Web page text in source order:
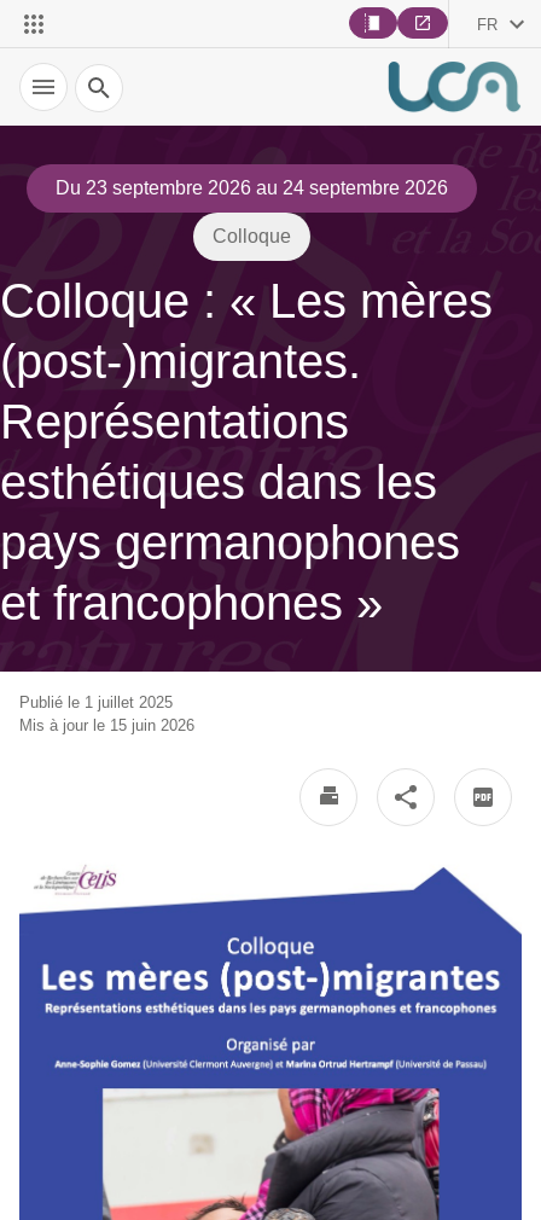
FR
Recherche
Du 23 septembre 2026 au 24 septembre 2026
Colloque
Colloque : « Les mères
(post-)migrantes.
Représentations
esthétiques dans les
pays germanophones
et francophones »
Publié le 1 juillet 2025
Mis à jour le 15 juin 2026